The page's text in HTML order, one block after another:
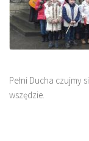
Pełni Ducha czujmy
wszędzie.